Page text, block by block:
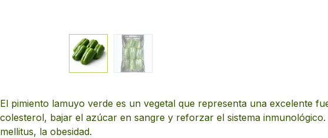
El pimiento lamuyo verde es un vegetal que representa una excelente
colesterol, bajar el azúcar en sangre y reforzar el sistema
mellitus, la obesidad.